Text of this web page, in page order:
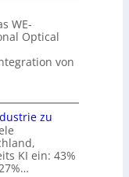
WE-
Optical
von
zu
KI ein: 43%